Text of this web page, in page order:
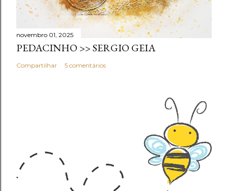
novembro 01, 2025
PEDACINHO >> SERGIO GEIA
Compartilhar 5 comentários